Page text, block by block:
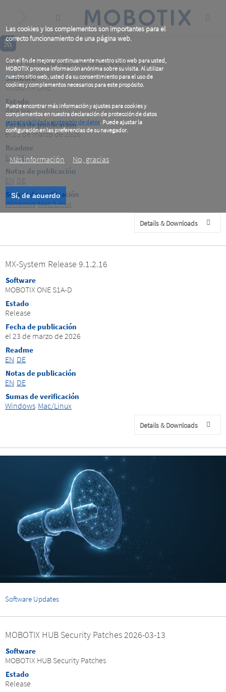
Las cookies y los complementos son importantes para el
correcto funcionamiento de una página web.
Con el fin de mejorar continuamente nuestro sitio web para usted,
MOBOTIX procesa información anónima sobre su visita. Al utilizar
nuestro sitio web, usted da su consentimiento para el uso de
cookies y complementos necesarios para este propósito.
Puede encontrar más información y ajustes para cookies y
complementos en nuestra declaración de protección de datos
responsabilidad y protección de datos. Puede ajustar la
configuración en las preferencias de su navegador.
Más información
No, gracias
Sí, de acuerdo
content
MX 9 Certified Apps Release 2026-03-06
Software
MOBOTIX ONE
Estado
Release
Fecha de publicación
el 23 de marzo de 2026
Readme
EN DE
Notas de publicación
EN DE
Sumas de verificación
Windows Mac/Linux
Details & Downloads
MX-System Release 9.1.2.16
Software
MOBOTIX ONE S1A-D
Estado
Release
Fecha de publicación
el 23 de marzo de 2026
Readme
EN DE
Notas de publicación
EN DE
Sumas de verificación
Windows Mac/Linux
Details & Downloads
Software Updates
MOBOTIX HUB Security Patches 2026-03-13
Software
MOBOTIX HUB Security Patches
Estado
Release